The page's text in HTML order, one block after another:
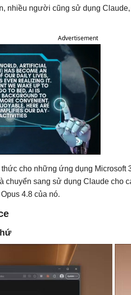
nhiều người cũng sử dụng
Advertisement
cho những ứng dụng Microsoft
chuyển sang sử dụng Claude cho
4.8 của nó.